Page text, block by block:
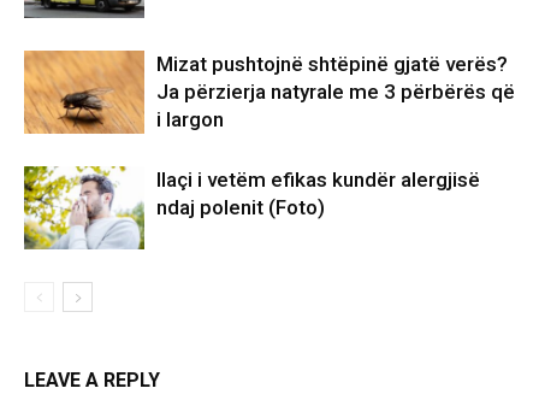
Mizat pushtojnë shtëpinë gjatë verës?
Ja përzierja natyrale me 3 përbërës që
i largon
Ilaçi i vetëm efikas kundër alergjisë
ndaj polenit (Foto)
LEAVE A REPLY